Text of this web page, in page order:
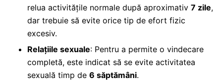
relua activitățile normale după aproximativ 7 zile,
dar trebuie să evite orice tip de efort fizic
excesiv.
Relațiile sexuale: Pentru a permite o vindecare
completă, este indicat să se evite activitatea
sexuală timp de 6 săptămâni.